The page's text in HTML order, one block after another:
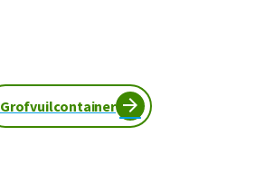
Grofvuilcontainer